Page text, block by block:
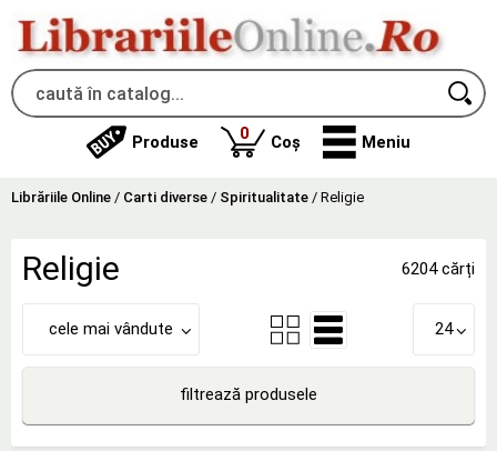
Produse 0produse
Coș Meniu
Librăriile Online / Carti diverse / Spiritualitate / Religie
Religie 6204 cărți
cele mai vândute 24
filtrează produsele